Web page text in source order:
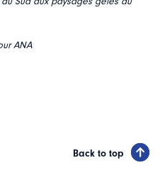
ANA
Back to top